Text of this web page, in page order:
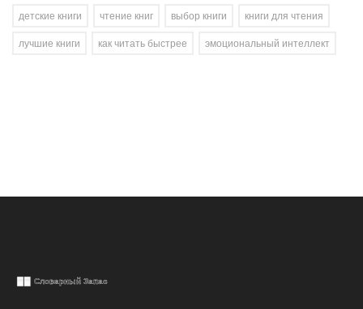
детские книги
чтение книг выбор книги
книги для чтения
лучшие книги
как читать быстрее эмоциональный интеллект